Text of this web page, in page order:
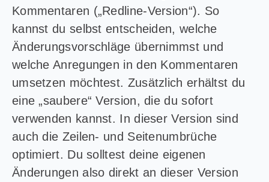
Kommentaren („Redline-Version“). So
kannst du selbst entscheiden, welche
Änderungsvorschläge übernimmst und
welche Anregungen in den Kommentaren
umsetzen möchtest. Zusätzlich erhältst du
eine „saubere“ Version, die du sofort
verwenden kannst. In dieser Version sind
auch die Zeilen- und Seitenumbrüche
optimiert. Du solltest deine eigenen
Änderungen also direkt an dieser Version